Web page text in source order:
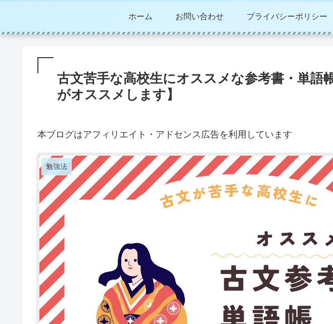
ホーム お問い合わせ プライバシーポリシー
古文苦手な高校生にオススメな参考書・単語
がオススメします】
本ブログはアフィリエイト・アドセンス広告を利用しています
勉強法